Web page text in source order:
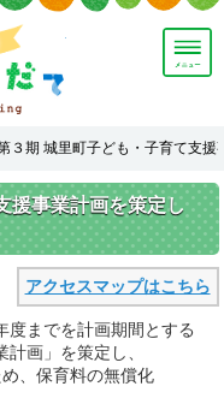
しろさとこそだて
３期 城里町子ども・子育て支援
援事業計画を策定し
アクセスマップはこちら
までを計画期間とする
画」を策定し、
、保育料の無償化